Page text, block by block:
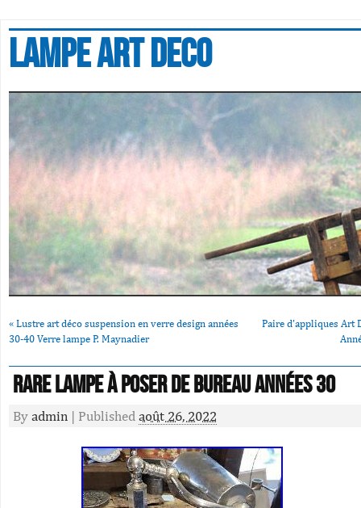
Lampe art deco
« Lustre art déco suspension en verre design années
30-40 Verre lampe P. Maynadier
Paire d’appliques Art
Rare Lampe À Poser de Bureau Années 30
By admin | Published août 26, 2022